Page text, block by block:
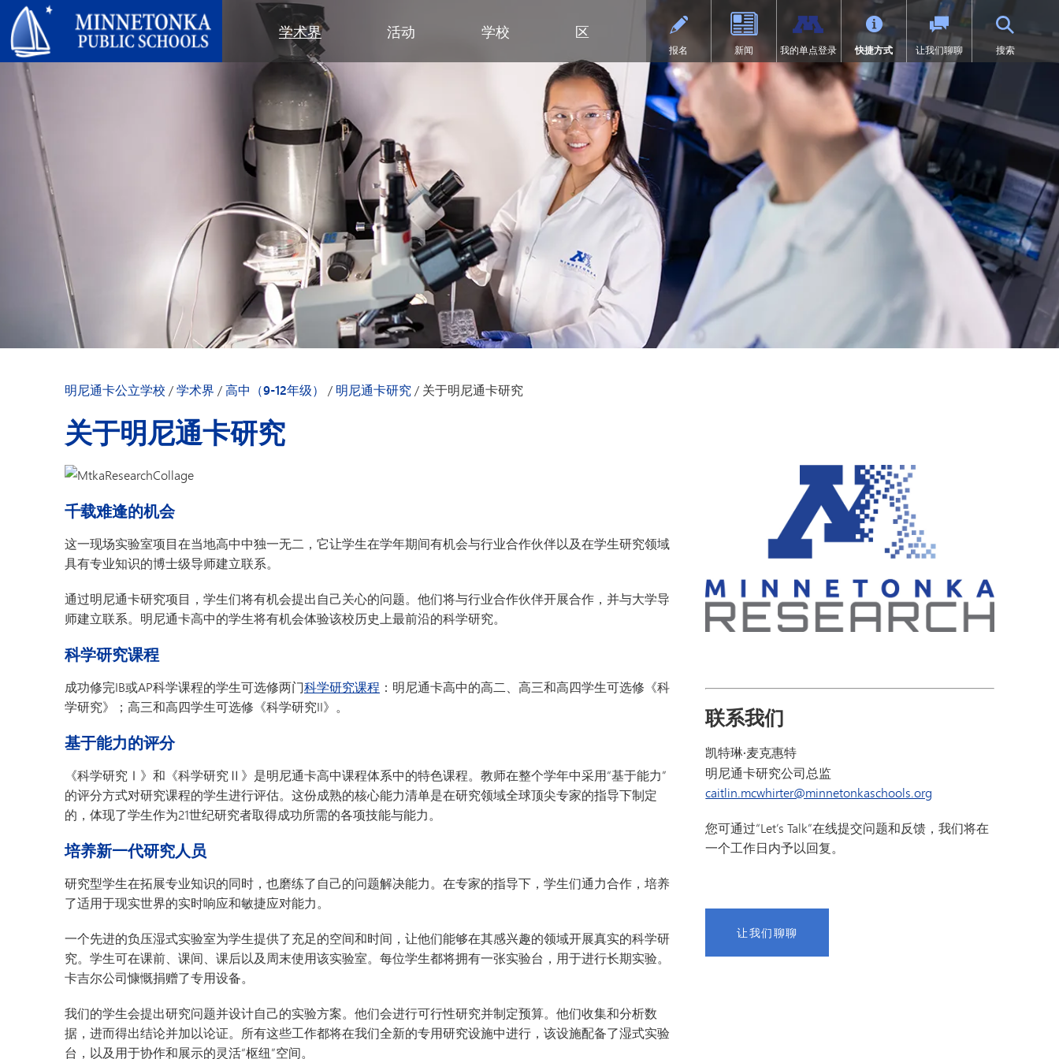
明尼通卡公立学校
学术界
数字健康与保健
语言沉浸式教学
奥尔维斯反欺凌项目
Tonka 在线
学前教育
幼儿筛查
幼儿家庭教育（ECFE）
幼儿特殊教育（ECSE）
“小探险家”托儿所
小学美术
沉浸式教学选项（幼儿园至五年
级）
Kindergarten at Minnetonka
读写能力计划
高中（9-12年级）
学术荣誉
大学先修课程（AP）
毕业设计
美术
毕业要求
国际文凭（IB）
国际研究
语言沉浸式课程（9-12年级）
明尼通卡研究
MOMENTUM：航空、汽车、建筑
“引领未来”项目
船长日志 | MHS 课程目录
Tonka Online（增刊）
初中（6-8年级）
学术荣誉
课程目录
语言沉浸式教学（6-8年级）
活动
“为更绿色的未来”再利用与回收活
Tonka 提供
小学
区合唱团
Tonka 辅导
青少年素质教育
青少年文娱活动
社团与拓展活动
联系我们
明尼通卡合唱团（在新窗口/标签页中打开）
明尼通卡部落（在新窗口/标签页中打开）
明尼通卡管弦乐团（在新窗口/标签页中打开）
明尼通卡剧院（在新窗口/标签页中打开）
注册（在新窗口/标签页中打开）
学生会
高中体育
日历
设施
常见问题
联系我们
注册
（在新窗口/标签页中打开）
体育快讯
学校
明尼通卡幼儿园与ECFE
埃克塞尔西尔小学
格罗夫兰小学
明尼瓦什塔小学
风景高地小学
初中
东初中
西初中
高中
明尼通卡高中
过渡教育
SAIL 过渡计划
在线学习
区
（在新窗口/标签页中打开）
使命、信念与愿景
家长与学生手册
引以为豪之处
员工名录
通信
设施使用与租赁
人力资源
营养服务
居民及公开招募
安全与安保
教学
技术
测试与评估
交通
合作伙伴
后援会
案例
钻石俱乐部（在新窗口/标签页中打开）
家庭协作
明尼通卡校友会
明尼通卡基金会
斯基珀斯助威俱乐部
Tonka CARES
托恩卡之傲
项目
1:1 iPad 信息
预防欺凌
数字健康与保健
英语学习者 (EL)
医疗服务
居家
符合《麦金尼-文托法案》资格的
学生
明尼通卡美洲原住民教育项目
特殊教育
《第九条》
报名 新闻 我的单点登录 快捷方式 让我们聊聊 搜索
明尼通卡公立学校 /学术界 /高中（9-12年级） / 明尼通卡研究/ 关于明尼通卡研究
关于明尼通卡研究
千载难逢的机会
这一现场实验室项目在当地高中中独一无二，它让学生在学年期间有机会与行业合作伙伴以及在学生研究领域
具有专业知识的博士级导师建立联系。
通过明尼通卡研究项目，学生们将有机会提出自己关心的问题。他们将与行业合作伙伴开展合作，并与大学导
师建立联系。明尼通卡高中的学生将有机会体验该校历史上最前沿的科学研究。
科学研究课程
成功修完IB或AP科学课程的学生可选修两门科学研究课程 ：明尼通卡高中的高二、高三和高四学生可选修《科
学研究》；高三和高四学生可选修《科学研究II》。
基于能力的评分
《科学研究Ⅰ》和《科学研究Ⅱ》是明尼通卡高中课程体系中的特色课程。教师在整个学年中采用“基于能力”
的评分方式对研究课程的学生进行评估。这份成熟的核心能力清单是在研究领域全球顶尖专家的指导下制定
的，体现了学生作为21世纪研究者取得成功所需的各项技能与能力。
培养新一代研究人员
研究型学生在拓展专业知识的同时，也磨练了自己的问题解决能力。在专家的指导下，学生们通力合作，培养
了适用于现实世界的实时响应和敏捷应对能力。
一个先进的负压湿式实验室为学生提供了充足的空间和时间，让他们能够在其感兴趣的领域开展真实的科学研
究。学生可在课前、课间、课后以及周末使用该实验室。每位学生都将拥有一张实验台，用于进行长期实验。
卡吉尔公司慷慨捐赠了专用设备。
我们的学生会提出研究问题并设计自己的实验方案。他们会进行可行性研究并制定预算。他们收集和分析数
据，进而得出结论并加以论证。所有这些工作都将在我们全新的专用研究设施中进行，该设施配备了湿式实验
台，以及用于协作和展示的灵活“枢纽”空间。
联系我们
凯特琳·麦克惠特
明尼通卡研究公司总监
caitlin.mcwhirter@minnetonkaschools.org
您可通过“Let’s Talk”在线提交问题和反馈，我们将在
一个工作日内予以回复。
让我们聊聊